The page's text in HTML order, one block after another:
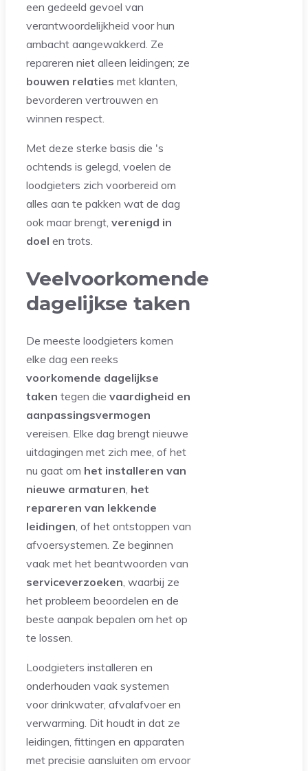
een gedeeld gevoel van
verantwoordelijkheid voor hun
ambacht aangewakkerd. Ze
repareren niet alleen leidingen; ze
bouwen relaties met klanten,
bevorderen vertrouwen en
winnen respect.
Met deze sterke basis die 's
ochtends is gelegd, voelen de
loodgieters zich voorbereid om
alles aan te pakken wat de dag
ook maar brengt, verenigd in
doel en trots.
Veelvoorkomende
dagelijkse taken
De meeste loodgieters komen
elke dag een reeks
voorkomende dagelijkse
taken tegen die vaardigheid en
aanpassingsvermogen
vereisen. Elke dag brengt nieuwe
uitdagingen met zich mee, of het
nu gaat om het installeren van
nieuwe armaturen, het
repareren van lekkende
leidingen, of het ontstoppen van
afvoersystemen. Ze beginnen
vaak met het beantwoorden van
serviceverzoeken, waarbij ze
het probleem beoordelen en de
beste aanpak bepalen om het op
te lossen.
Loodgieters installeren en
onderhouden vaak systemen
voor drinkwater, afvalafvoer en
verwarming. Dit houdt in dat ze
leidingen, fittingen en apparaten
met precisie aansluiten om ervoor